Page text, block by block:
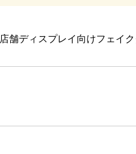
店舗ディスプレイ向けフェイ